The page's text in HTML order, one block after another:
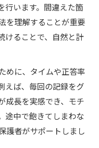
行います。間違えた箇
を理解することが重要
けることで、自然と計
めに、タイムや正答率
えば、毎回の記録をグ
成長を実感でき、モチ
途中で飽きてしまわな
護者がサポートしまし